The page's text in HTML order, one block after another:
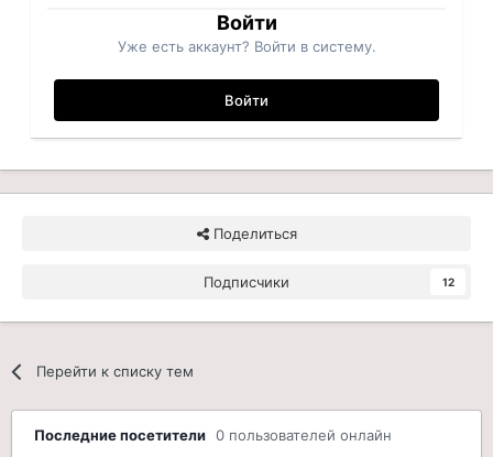
Войти
Уже есть аккаунт? Войти в систему.
Войти
Поделиться
Подписчики 12
Перейти к списку тем
Последние посетители 0 пользователей онлайн